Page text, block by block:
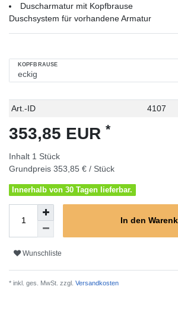
Duscharmatur mit Kopfbrause
Duschsystem für vorhandene Armatur
KOPFBRAUSE
Technisches
Wert
Art.-ID 4107
353,85 EUR *
Inhalt 1 Stück
Grundpreis 353,85 € / Stück
Innerhalb von 30 Tagen lieferbar.
In den
Wunschliste
* inkl. ges. MwSt. zzgl. Versandkosten